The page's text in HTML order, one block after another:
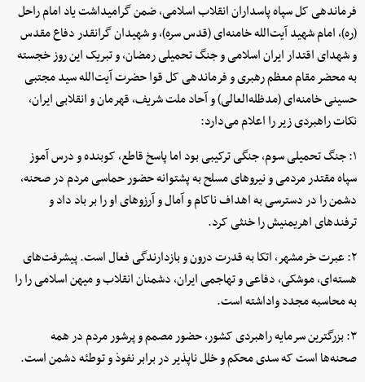
فرماندهی کل سپاه پاسداران انقلاب اسلامی، ضمن گرامیداشت یاد امام راحل
(ره)، امام شهید آیت‌الله خامنه‌ای (قدس سره)، و شهیدان گرانقدر دفاع مقدس
و شهدای اقتدار ایران اسلامی و جنگ تحمیلی رمضان، و تبریک این روز خجسته
به محضر مقام معظم رهبری و فرماندهی کل قوا حضرت آیت‌الله سید مجتبی
حسینی خامنه‌ای (مدظله‌العالی) و آحاد ملت شریف، قهرمان و انقلابی ایران،
نکات راهبردی زیر را اعلام می‌دارد:
۱: جنگ تحمیلی سوم، جنگی ترکیبی بود اما پاسخ قاطع، کوبنده و درس آموز
سپاه مقتدر مردمی و نیروهای مسلح به پشتوانه حضور حماسی مردم در صحنه،
دشمن را در دسترسی به اهداف ناکام و آمال و آرزوهای او را بر باد داد و
ترفندهای اهریمنیش را خنثی کرد.
۲: عبرت خرمشهر، اتکا به قدرت درون و بازدارندگی فعال است. پیشرفت‌های
هسته‌ای، موشکی، دفاعی و تهاجمی ایران، دشمنان انقلاب و میهن اسلامی را را
به محاسبه مجدد واداشته است.
۳: بزرگترین سرمایه راهبردی کشور، حضور مصمم و پرشور مردم در همه
صحنه‌ها است که سدی محکم و خلل ناپذیر در برابر نفوذ و توطئه دشمن است.